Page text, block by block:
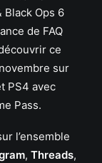
Ops 6
de FAQ
ce
sur
PS4 avec
Pass.
l’ensemble
, Threads,